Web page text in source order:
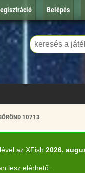
Belépés
10713
az XFish 2026.
lesz elérhető.